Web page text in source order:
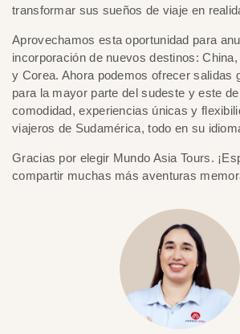
transformar sus sueños de viaje en
Aprovechamos esta oportunidad para
incorporación de nuevos destinos:
y Corea. Ahora podemos ofrecer salidas
para la mayor parte del sudeste y este
comodidad, experiencias únicas y
viajeros de Sudamérica, todo en su
Gracias por elegir Mundo Asia Tours.
compartir muchas más aventuras